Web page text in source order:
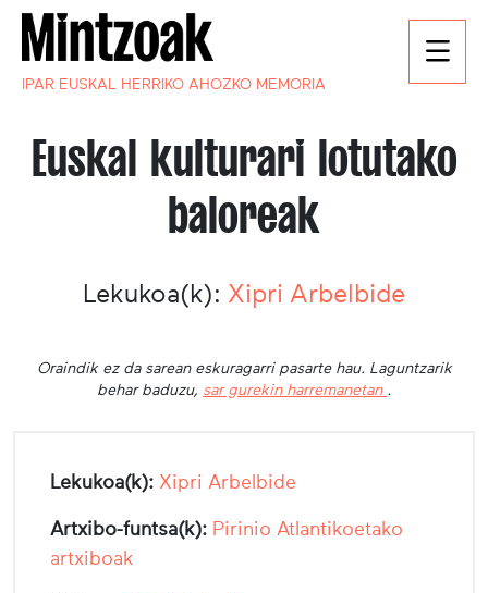
IPAR EUSKAL HERRIKO AHOZKO MEMORIA
Euskal kulturari lotutako
baloreak
Lekukoa(k): Xipri Arbelbide
Oraindik ez da sarean eskuragarri pasarte hau. Laguntzarik
behar baduzu, sar gurekin harremanetan .
Lekukoa(k): Xipri Arbelbide
Artxibo-funtsa(k): Pirinio Atlantikoetako
artxiboak